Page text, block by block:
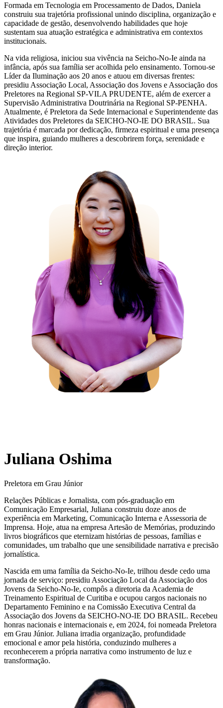
Formada em Tecnologia em Processamento de Dados, Daniela
construiu sua trajetória profissional unindo disciplina, organização e
capacidade de gestão, desenvolvendo habilidades que hoje
sustentam sua atuação estratégica e administrativa em contextos
institucionais.
Na vida religiosa, iniciou sua vivência na Seicho-No-Ie ainda na
infância, após sua família ser acolhida pelo ensinamento. Tornou-se
Líder da Iluminação aos 20 anos e atuou em diversas frentes:
presidiu Associação Local, Associação dos Jovens e Associação dos
Preletores na Regional SP-VILA PRUDENTE, além de exercer a
Supervisão Administrativa Doutrinária na Regional SP-PENHA.
Atualmente, é Preletora da Sede Internacional e Superintendente das
Atividades dos Preletores da SEICHO-NO-IE DO BRASIL. Sua
trajetória é marcada por dedicação, firmeza espiritual e uma presença
que inspira, guiando mulheres a descobrirem força, serenidade e
direção interior.
Juliana Oshima
Preletora em Grau Júnior
Relações Públicas e Jornalista, com pós-graduação em
Comunicação Empresarial, Juliana construiu doze anos de
experiência em Marketing, Comunicação Interna e Assessoria de
Imprensa. Hoje, atua na empresa Artesão de Memórias, produzindo
livros biográficos que eternizam histórias de pessoas, famílias e
comunidades, um trabalho que une sensibilidade narrativa e precisão
jornalística.
Nascida em uma família da Seicho-No-Ie, trilhou desde cedo uma
jornada de serviço: presidiu Associação Local da Associação dos
Jovens da Seicho-No-Ie, compôs a diretoria da Academia de
Treinamento Espiritual de Curitiba e ocupou cargos nacionais no
Departamento Feminino e na Comissão Executiva Central da
Associação dos Jovens da SEICHO-NO-IE DO BRASIL. Recebeu
honras nacionais e internacionais e, em 2024, foi nomeada Preletora
em Grau Júnior. Juliana irradia organização, profundidade
emocional e amor pela história, conduzindo mulheres a
reconhecerem a própria narrativa como instrumento de luz e
transformação.